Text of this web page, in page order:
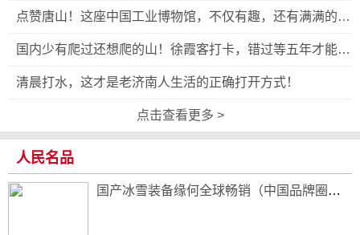
点赞唐山！这座中国工业博物馆，不仅有趣，还有满满的艺
术气息！
国内少有爬过还想爬的山！徐霞客打卡，错过等五年才能再
见此景
清晨打水，这才是老济南人生活的正确打开方式！
点击查看更多 >
人民名品
国产冰雪装备缘何全球畅销（中国品牌圈粉